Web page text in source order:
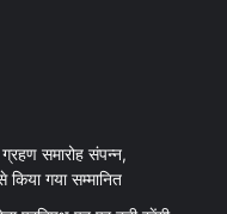
समारोह संपन्न,
किया गया सम्मानित